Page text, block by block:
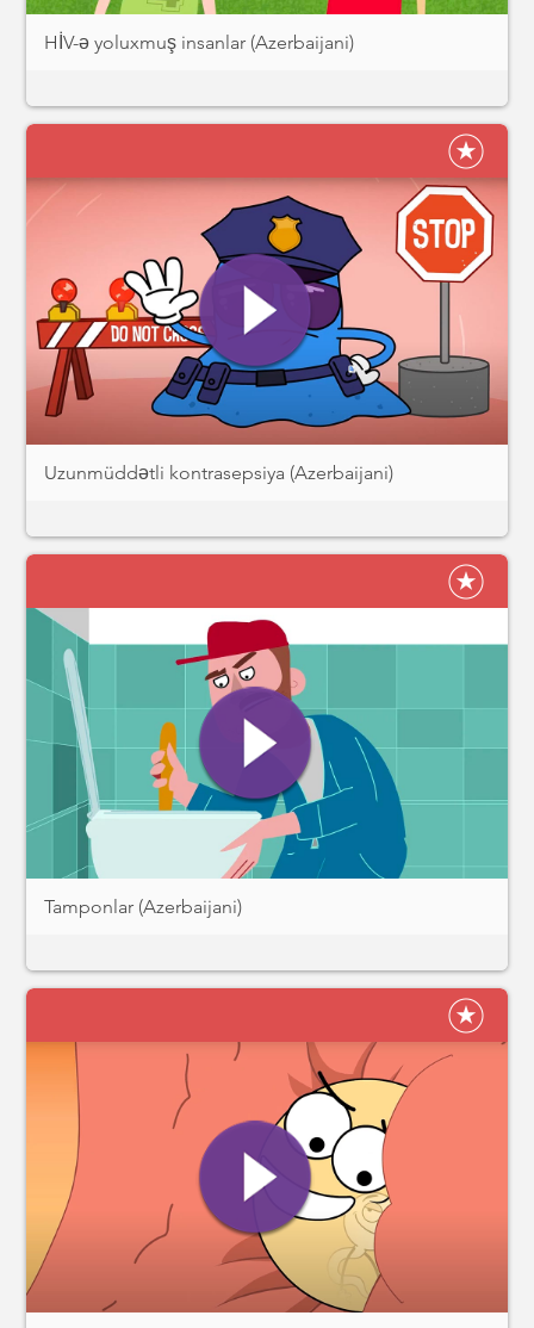
HİV-ə yoluxmuş insanlar (Azerbaijani)
Uzunmüddətli kontrasepsiya (Azerbaijani)
Tamponlar (Azerbaijani)